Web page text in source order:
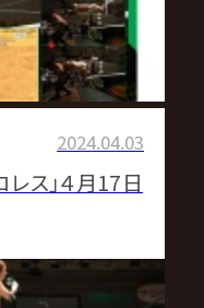
2024.04.03
レス」４月17日